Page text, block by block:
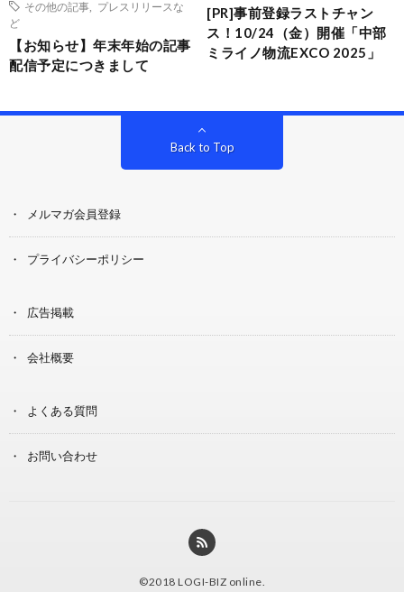
その他の記事
プレスリリースな
ど
【お知らせ】年末年始の記事
配信予定につきまして
[PR]事前登録ラストチャン
ス！10/24（金）開催「中部
ミライノ物流EXCO 2025」
Back to Top
メルマガ会員登録
プライバシーポリシー
広告掲載
会社概要
よくある質問
お問い合わせ
©2018 LOGI-BIZ online.